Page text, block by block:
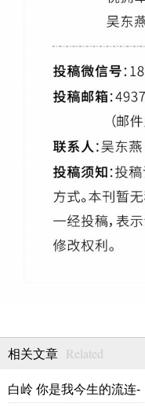
相关文章 Related
白岭 你是我今生的流连